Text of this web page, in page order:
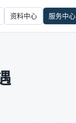
资料中心 服务中心